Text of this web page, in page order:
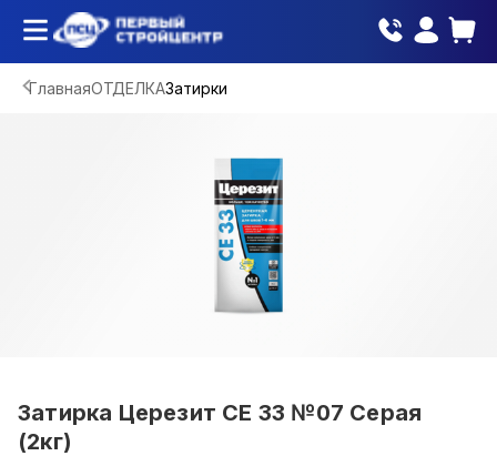
ГлавнаяОТДЕЛКАЗатирки
Затирка Церезит СЕ 33 №07 Серая
(2кг)